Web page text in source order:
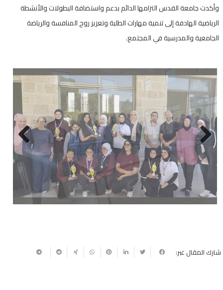
وأكدت جامعة القدس التزامها الدائم بدعم واستضافة البطولات والأنشطة
الرياضية الهادفة إلى تنمية مهارات الطلبة وتعزيز روح المنافسة والرياضة
الجامعية والمدرسية في المجتمع.
Previous
Next
شارك المقال عبر: